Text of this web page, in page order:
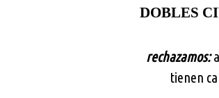
DOBLES
rechazamos:
tienen